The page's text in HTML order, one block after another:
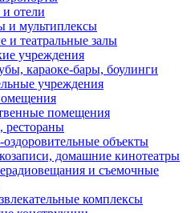
отели
и мультиплексы
и театральные залы
учреждения
караоке-бары, боулинги
учреждения
помещения
рестораны
объекты
домашние кинотеатры
и съемочные
комплексы